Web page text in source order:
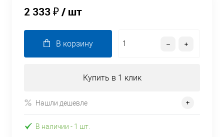
2 333 ₽/ шт
В корзину
Купить в 1 клик
Нашли дешевле
В наличии - 1 шт.